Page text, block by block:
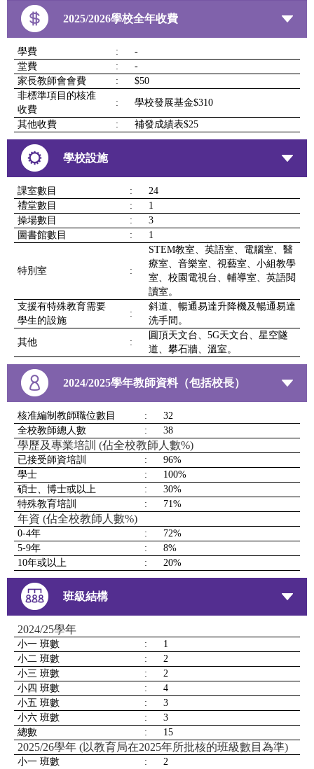
2025/2026學校全年收費
學費 :
-
堂費
:
-
家長教師會會費
:
$50
非標準項目的核准
收費
: 學校發展基金$310
其他收費 : 補發成績表$25
學校設施
課室數目 :
24
禮堂數目
:
1
操場數目
:
3
圖書館數目
: 1
特別室 :
STEM教室、英語室、電腦室、醫
療室、音樂室、視藝室、小組教學
室、校園電視台、輔導室、英語閱
讀室。
支援有特殊教育需要
學生的設施
:
斜道、暢通易達升降機及暢通易達
洗手間。
其他 :
圓頂天文台、5G天文台、星空隧
道、攀石牆、溫室。
2024/2025學年教師資料（包括校長）
核准編制教師職位數目 :
32
全校教師總人數
: 38
學歷及專業培訓 (佔全校教師人數%)
已接受師資培訓 :
96%
學士
:
100%
碩士、博士或以上
:
30%
特殊教育培訓
: 71%
年資 (佔全校教師人數%)
0-4年 :
72%
5-9年
:
8%
10年或以上
: 20%
班級結構
2024/25學年
小一 班數 :
1
小二 班數
:
2
小三 班數
:
2
小四 班數
:
4
小五 班數
:
3
小六 班數
:
3
總數
: 15
2025/26學年 (以教育局在2025年所批核的班級數目為準)
小一 班數 :
2